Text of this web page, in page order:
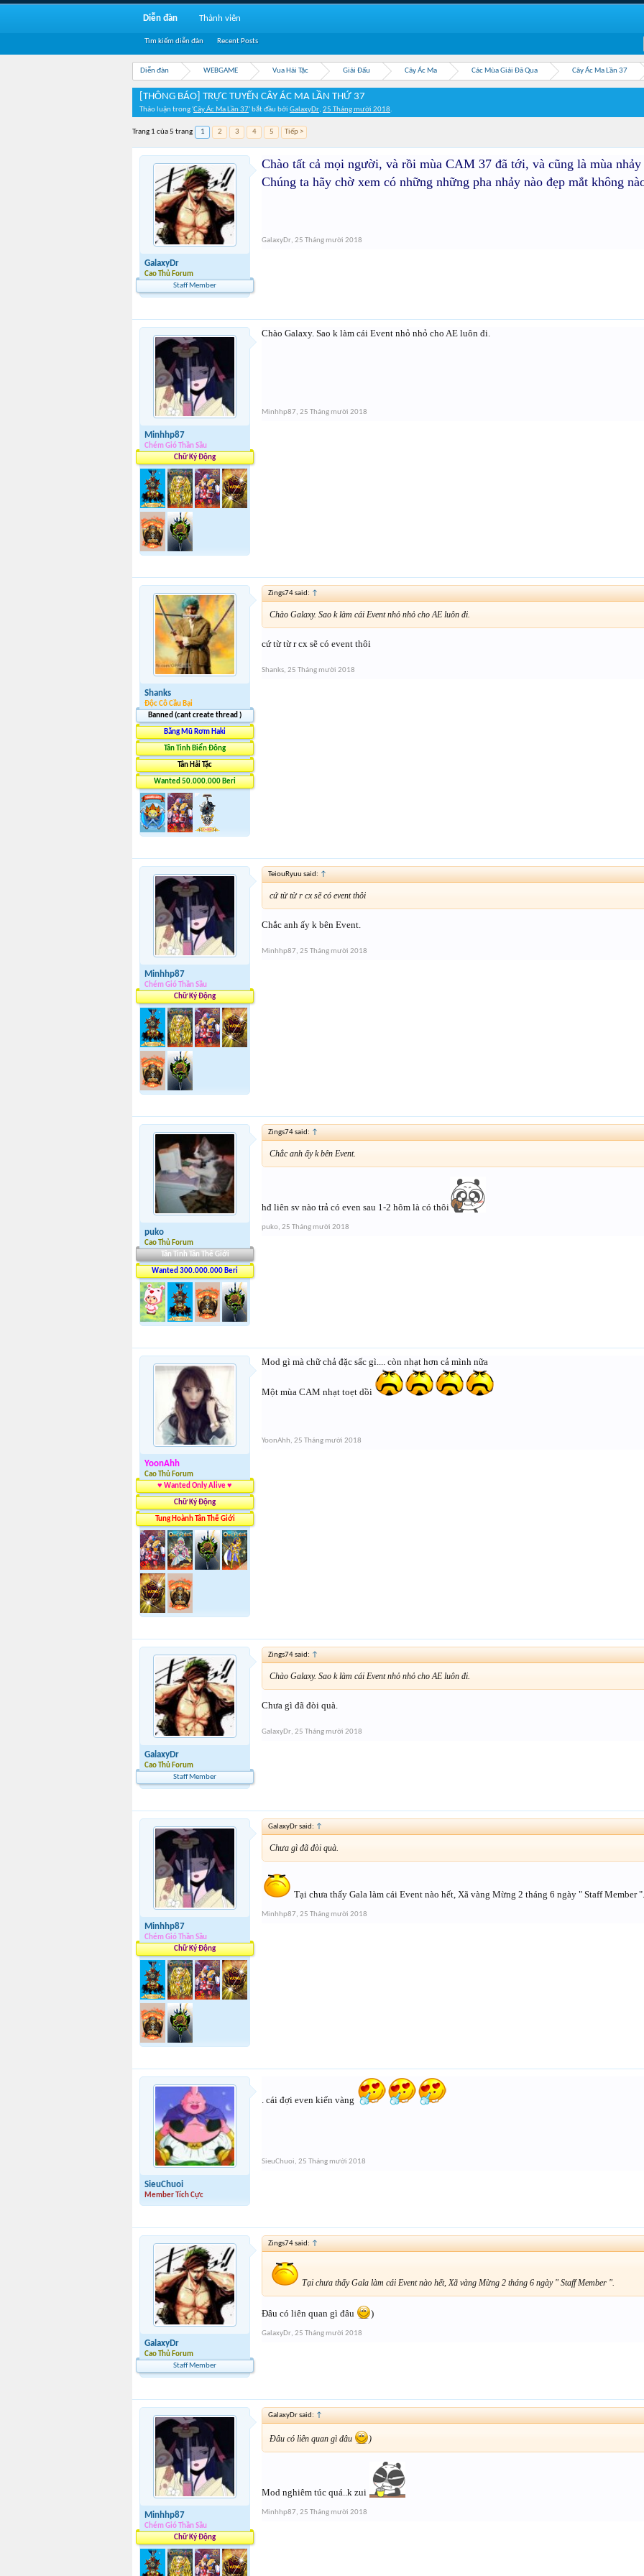
Diễn đàn WEBGAME Vua Hải Tặc Giải Đấu Cây Ác Ma Các Mùa Giải Đã Qua Cây Ác Ma Lần 37
[THÔNG BÁO] TRỰC TUYẾN CÂY ÁC MA LẦN THỨ 37
Thảo luận trong 'Cây Ác Ma Lần 37' bắt đầu bởi GalaxyDr, 25 Tháng mười 2018.
Trang 1 của 5 trang 1 2 3 4 5 Tiếp >
GalaxyDr
Cao Thủ Forum
Staff Member
Chào tất cả mọi người, và rồi mùa CAM 37 đã tới, và cũng là mùa
Chúng ta hãy chờ xem có những những pha nhảy nào đẹp mắt không
GalaxyDr, 25 Tháng mười 2018
Minhhp87
Chém Gió Thần Sầu
Chữ Ký Động
Chào Galaxy. Sao k làm cái Event nhỏ nhỏ cho AE luôn đi.
Minhhp87, 25 Tháng mười 2018
Shanks
Độc Cô Cầu Bại
Banned (cant create thread )
Băng Mũ Rơm Haki
Tân Tinh Biển Đông
Tân Hải Tặc
Wanted 50.000.000 Beri
Zings74 said: ↑
Chào Galaxy. Sao k làm cái Event nhỏ nhỏ cho AE luôn đi.
cứ từ từ r cx sẽ có event thôi
Shanks, 25 Tháng mười 2018
Minhhp87
Chém Gió Thần Sầu
Chữ Ký Động
TeiouRyuu said: ↑
cứ từ từ r cx sẽ có event thôi
Chắc anh ấy k bên Event.
Minhhp87, 25 Tháng mười 2018
puko
Cao Thủ Forum
Tân Tinh Tân Thế Giới
Wanted 300.000.000 Beri
Zings74 said: ↑
Chắc anh ấy k bên Event.
hđ liên sv nào trả có even sau 1-2 hôm là có thôi
puko, 25 Tháng mười 2018
YoonAhh
Cao Thủ Forum
♥ Wanted Only Alive ♥
Chữ Ký Động
Tung Hoành Tân Thế Giới
Mod gì mà chữ chả đặc sấc gì.... còn nhạt hơn cả mình nữa
Một mùa CAM nhạt toẹt dồi
YoonAhh, 25 Tháng mười 2018
GalaxyDr
Cao Thủ Forum
Staff Member
Zings74 said: ↑
Chào Galaxy. Sao k làm cái Event nhỏ nhỏ cho AE luôn đi.
Chưa gì đã đòi quà.
GalaxyDr, 25 Tháng mười 2018
Minhhp87
Chém Gió Thần Sầu
Chữ Ký Động
GalaxyDr said: ↑
Chưa gì đã đòi quà.
Tại chưa thấy Gala làm cái Event nào hết, Xã vàng Mừng 2 tháng 6 ngày " Staff Member ".
Minhhp87, 25 Tháng mười 2018
SieuChuoi
Member Tích Cực
. cái đợi even kiến vàng
SieuChuoi, 25 Tháng mười 2018
GalaxyDr
Cao Thủ Forum
Staff Member
Zings74 said: ↑
Tại chưa thấy Gala làm cái Event nào hết, Xã vàng Mừng 2 tháng 6 ngày " Staff Member ".
Đâu có liên quan gì đâu )
GalaxyDr, 25 Tháng mười 2018
Minhhp87
Chém Gió Thần Sầu
Chữ Ký Động
GalaxyDr said: ↑
Đâu có liên quan gì đâu )
Mod nghiêm túc quá..k zui
Minhhp87, 25 Tháng mười 2018
Diễn đàn
Tìm kiếm diễn đàn Recent Posts
Thành viên